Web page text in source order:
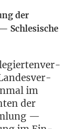
der
Schle­si­sche
im
der
—